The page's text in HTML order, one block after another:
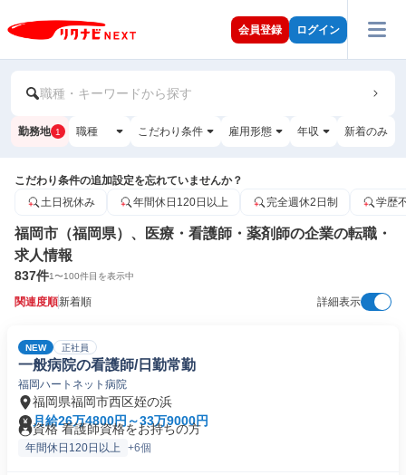
会員登録 ログイン
職種・キーワードから探す
勤務地 1 職種 こだわり条件 雇用形態 年収 新着のみ
こだわり条件の追加設定を忘れていませんか？
土日祝休み
年間休日120日以上 完全週休2日制 学歴
福岡市（福岡県）、医療・看護師・薬剤師の企業の転職・
求人情報
837件1〜100件目を表示中
関連度順新着順 詳細表示
NEW 正社員
一般病院の看護師/日勤常勤
福岡ハートネット病院
福岡県福岡市西区姪の浜
月給26万4800円～33万9000円
資格 看護師資格をお持ちの方
年間休日120日以上 +6個